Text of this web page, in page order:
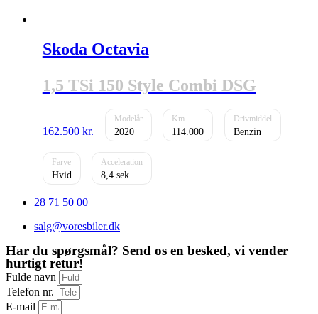
Skoda Octavia
1,5 TSi 150 Style Combi DSG
162.500 kr. 2020 114.000 Benzin
Hvid 8,4
28 71 50 00
salg@voresbiler.dk
Har du spørgsmål? Send os en besked, vi vender
hurtigt retur!
Fulde navn
Telefon nr.
E-mail